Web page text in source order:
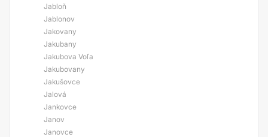
Jabloň
Jablonov
Jakovany
Jakubany
Jakubova Voľa
Jakubovany
Jakušovce
Jalová
Jankovce
Janov
Janovce